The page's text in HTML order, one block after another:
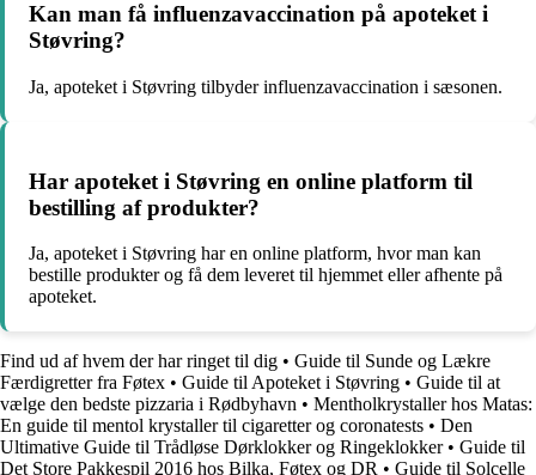
Kan man få influenzavaccination på apoteket i
Støvring?
Ja, apoteket i Støvring tilbyder influenzavaccination i sæsonen.
Har apoteket i Støvring en online platform til
bestilling af produkter?
Ja, apoteket i Støvring har en online platform, hvor man kan
bestille produkter og få dem leveret til hjemmet eller afhente på
apoteket.
Find ud af hvem der har ringet til dig • Guide til Sunde og Lækre
Færdigretter fra Føtex • Guide til Apoteket i Støvring • Guide til at
vælge den bedste pizzaria i Rødbyhavn • Mentholkrystaller hos Matas:
En guide til mentol krystaller til cigaretter og coronatests • Den
Ultimative Guide til Trådløse Dørklokker og Ringeklokker• Guide til
Det Store Pakkespil 2016 hos Bilka, Føtex og DR • Guide til Solcelle